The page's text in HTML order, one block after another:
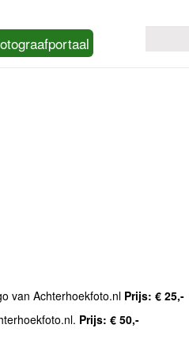
van Achterhoekfoto.nl Prijs: € 25,-
Prijs: € 50,-